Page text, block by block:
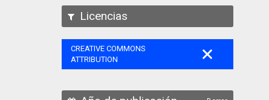
Licencias
CREATIVE COMMONS
ATTRIBUTION